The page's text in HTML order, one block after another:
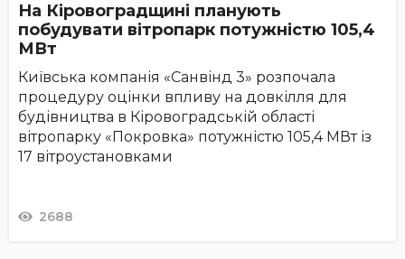
На Кіровоградщині планують
побудувати вітропарк потужністю 105,4
МВт
Київська компанія «Санвінд 3» розпочала
процедуру оцінки впливу на довкілля для
будівництва в Кіровоградській області
вітропарку «Покровка» потужністю 105,4 МВт із
17 вітроустановками
2688